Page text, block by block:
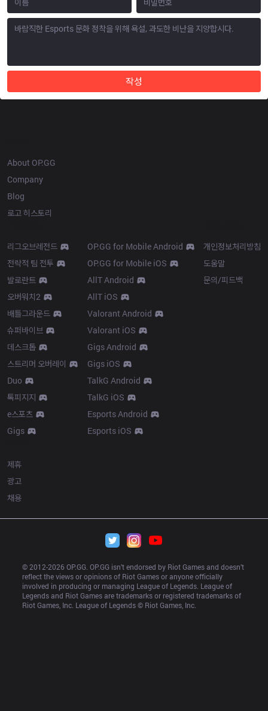
작성
About OP.GG
Company
Blog
로고 히스토리
리그오브레전드
전략적 팀 전투
발로란트
오버워치2
배틀그라운드
슈퍼바이브
데스크톱
스트리머 오버레이
Duo
톡피지지
e스포츠
Gigs
OP.GG for Mobile Android
OP.GG for Mobile iOS
AllT Android
AllT iOS
Valorant Android
Valorant iOS
Gigs Android
Gigs iOS
TalkG Android
TalkG iOS
Esports Android
Esports iOS
개인정보처리방침
도움말
문의/피드백
제휴
광고
채용
© 2012-2026 OP.GG. OP.GG isn’t endorsed by Riot Games and doesn’t
reflect the views or opinions of Riot Games or anyone officially
involved in producing or managing League of Legends. League of
Legends and Riot Games are trademarks or registered trademarks of
Riot Games, Inc. League of Legends © Riot Games, Inc.